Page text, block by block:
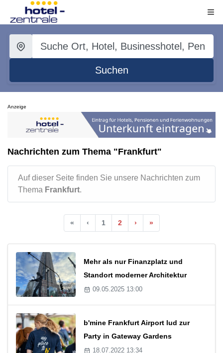
Suchen
Anzeige
Nachrichten zum Thema "Frankfurt"
Auf dieser Seite finden Sie unsere Nachrichten zum
Thema Frankfurt.
« ‹ 1 2 › »
Mehr als nur Finanzplatz und
Standort moderner Architektur
09.05.2025 13:00
b'mine Frankfurt Airport lud zur
Party in Gateway Gardens
18.07.2022 13:34